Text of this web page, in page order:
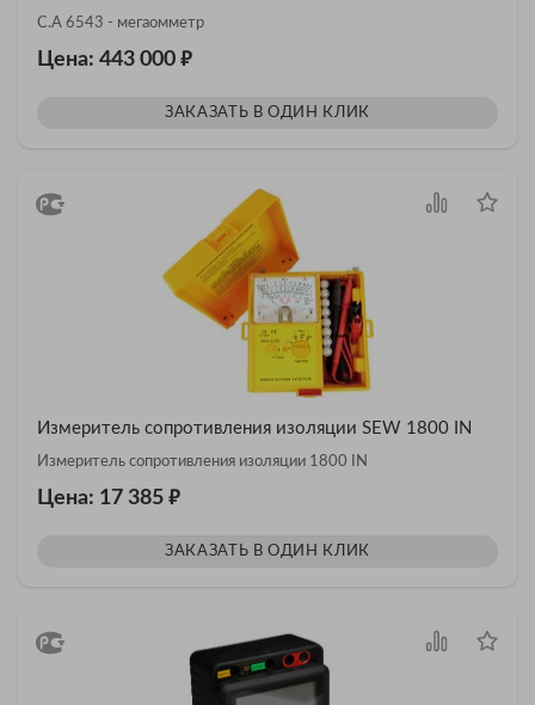
C.A 6543 - мегаомметр
Цена: 443 000 ₽
ЗАКАЗАТЬ В ОДИН КЛИК
Измеритель сопротивления изоляции SEW 1800 IN
Измеритель сопротивления изоляции 1800 IN
Цена: 17 385 ₽
ЗАКАЗАТЬ В ОДИН КЛИК